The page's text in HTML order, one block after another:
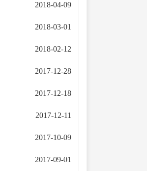
2018-04-09
2018-03-01
2018-02-12
2017-12-28
2017-12-18
2017-12-11
2017-10-09
2017-09-01